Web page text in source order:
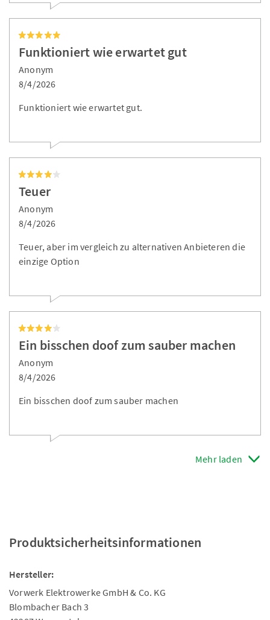
Funktioniert wie erwartet gut
Anonym
8/4/2026
Funktioniert wie erwartet gut.
Teuer
Anonym
8/4/2026
Teuer, aber im vergleich zu alternativen Anbieteren die
einzige Option
Ein bisschen doof zum sauber machen
Anonym
8/4/2026
Ein bisschen doof zum sauber machen
Mehr laden
Produktsicherheitsinformationen
Hersteller:
Vorwerk Elektrowerke GmbH & Co. KG
Blombacher Bach 3